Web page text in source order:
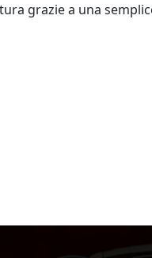
grazie a una